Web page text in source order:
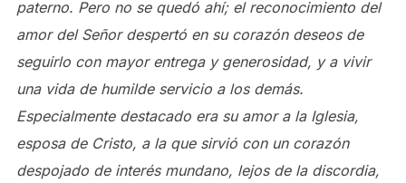
paterno. Pero no se quedó ahí; el reconocimiento del
amor del Señor despertó en su corazón deseos de
seguirlo con mayor entrega y generosidad, y a vivir
una vida de humilde servicio a los demás.
Especialmente destacado era su amor a la Iglesia,
esposa de Cristo, a la que sirvió con un corazón
despojado de interés mundano, lejos de la discordia,